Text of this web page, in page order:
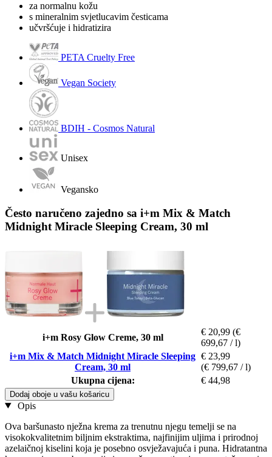
za normalnu kožu
s mineralnim svjetlucavim česticama
učvršćuje i hidratizira
PETA Cruelty Free
Vegan Society
BDIH - Cosmos Natural
Unisex
Vegansko
Često naručeno zajedno sa i+m Mix & Match
Midnight Miracle Sleeping Cream, 30 ml
i+m Rosy Glow Creme, 30 ml
€ 20,99 (€
699,67 / l)
i+m Mix & Match Midnight Miracle Sleeping
Cream, 30 ml
€ 23,99
(€ 799,67 / l)
Ukupna cijena:
€ 44,98
Dodaj oboje u vašu košaricu
Opis
Ova baršunasto nježna krema za trenutnu njegu temelji se na
visokokvalitetnim biljnim ekstraktima, najfinijim uljima i prirodnoj
azelaičnoj kiselini koja je posebno osvježavajuća i puna. Hidratantna